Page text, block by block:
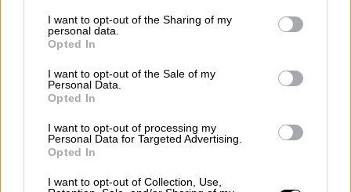
not limited to your visit or usage behaviour. You may click to
grant or deny consent to Google and its third-party tags to
use your data for below specified purposes in below Google
consent section.
I want to opt-out of the Sharing of my
personal data.
Opted In
I want to opt-out of the Sale of my
Personal Data.
Opted In
I want to opt-out of processing my
Personal Data for Targeted Advertising.
Opted In
I want to opt-out of Collection, Use,
Αθλητισμός |17.11.2020 22:58
Ολιστική μελέτη FIFA-UEFA:
«Ανεξάρτητη ΕΠΟ - Δύναμη στο
Ξεκάθαρη η ολιστική μελέτη των FIFA/UEFA
περί ανεξαρτησίας της ΕΠΟ, χωρίς καμία
απολύτως παρέμβαση στο εκλογικό της